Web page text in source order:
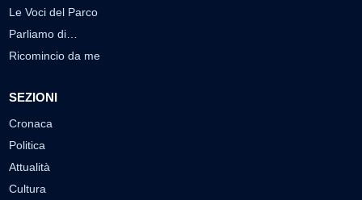
Le Voci del Parco
Parliamo di…
Ricomincio da me
SEZIONI
Cronaca
Politica
Attualità
Cultura